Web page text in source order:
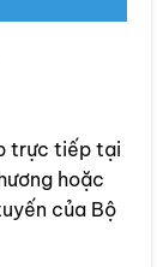
trực tiếp tại
hoặc
của Bộ